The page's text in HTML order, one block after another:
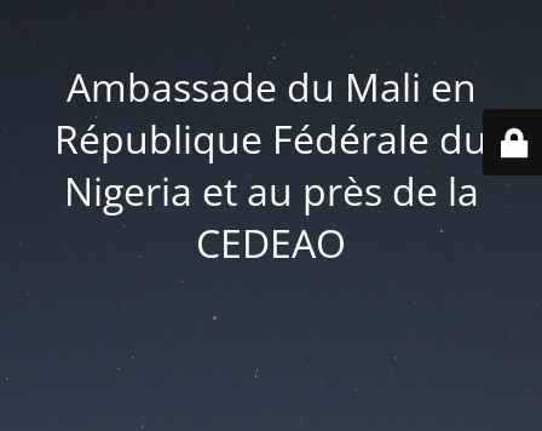
Ambassade du Mali en
République Fédérale du
Nigeria et au près de la
CEDEAO